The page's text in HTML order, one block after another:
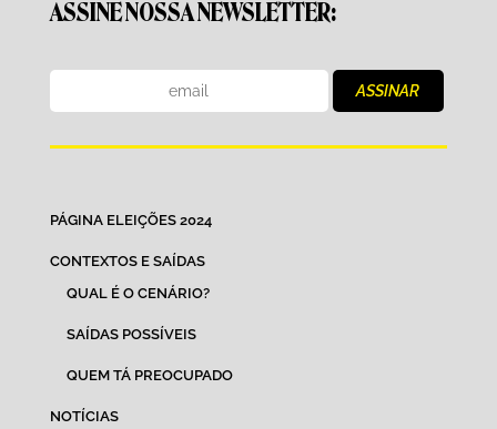
ASSINE NOSSA NEWSLETTER:
PÁGINA ELEIÇÕES 2024
CONTEXTOS E SAÍDAS
QUAL É O CENÁRIO?
SAÍDAS POSSÍVEIS
QUEM TÁ PREOCUPADO
NOTÍCIAS